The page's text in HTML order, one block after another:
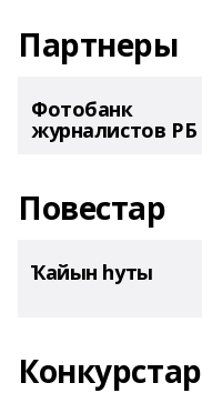
Партнеры
Фотобанк
журналистов РБ
Повестар
Ҡайын һуты
Конкурстар